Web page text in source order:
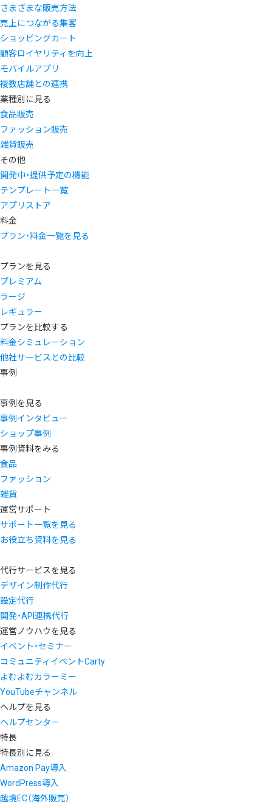
さまざまな販売方法
売上につながる集客
ショッピングカート
顧客ロイヤリティを向上
モバイルアプリ
複数店舗との連携
業種別に見る
食品販売
ファッション販売
雑貨販売
その他
開発中・提供予定の機能
テンプレート一覧
アプリストア
料金
プラン・料金一覧を見る
プランを見る
プレミアム
ラージ
レギュラー
プランを比較する
料金シミュレーション
他社サービスとの比較
事例
事例を見る
事例インタビュー
ショップ事例
事例資料をみる
食品
ファッション
雑貨
運営サポート
サポート一覧を見る
お役立ち資料を見る
代行サービスを見る
デザイン制作代行
設定代行
開発・API連携代行
運営ノウハウを見る
イベント・セミナー
コミュニティイベントCarty
よむよむカラーミー
YouTubeチャンネル
ヘルプを見る
ヘルプセンター
特長
特長別に見る
Amazon Pay導入
WordPress導入
越境EC（海外販売）